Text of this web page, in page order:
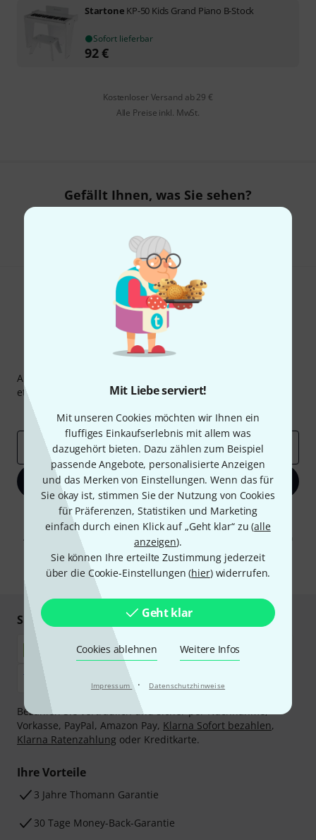
Mit Liebe serviert!
Mit unseren Cookies möchten wir Ihnen ein
fluffiges Einkaufserlebnis mit allem was
dazugehört bieten. Dazu zählen zum Beispiel
passende Angebote, personalisierte Anzeigen
und das Merken von Einstellungen. Wenn das für
Sie okay ist, stimmen Sie der Nutzung von Cookies
für Präferenzen, Statistiken und Marketing
einfach durch einen Klick auf „Geht klar“ zu (alle
anzeigen).
Sie können Ihre erteilte Zustimmung jederzeit
über die Cookie-Einstellungen (hier) widerrufen.
Geht klar
Cookies ablehnen Weitere Infos
Impressum · Datenschutzhinweise
Startone KP-50 Kids Grand Piano B-Stock
Sofort lieferbar
92€
Kostenloser Versand ab 29 €
Alle Preise inkl. MwSt.
Gefällt Ihnen, was Sie sehen?
Thomann Newsletter
Abonniere den Thomann Newsletter und gewinne mit
etwas Glück einen von50 Gutscheinenüber jeweils
Inspirierende Beiträge
Deals Thomann Insights
E-Mail-Adresse*
Jetzt anmelden
Mit Klick auf „Jetzt anmelden“ stimmen Sie dem Erhalt von E-Mail-
Werbung und einer Messung des E-Mail-Nutzungsverhaltens zu. Die
Abmeldung ist jederzeit möglich. Weitere Informationen finden Sie in
Datenschutzhinweisen
* Pflichtfeld
Sicher einkaufen & bezahlen
Bezahlen Sie vertraulich und sicher per Nachnahme,
Vorkasse, PayPal, Amazon Pay, Klarna Sofort bezahlen,
Klarna Ratenzahlung oder Kreditkarte.
Ihre Vorteile
3 Jahre Thomann Garantie
30 Tage Money-Back-Garantie